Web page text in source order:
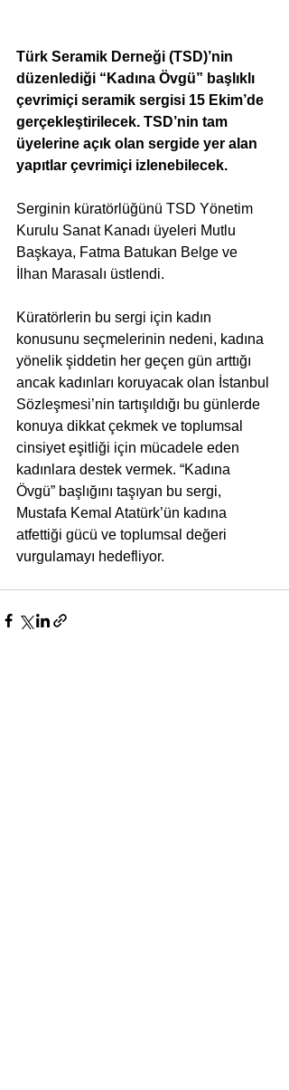
Türk Seramik Derneği (TSD)’nin
düzenlediği “Kadına Övgü” başlıklı
çevrimiçi seramik sergisi 15 Ekim’de
gerçekleştirilecek. TSD’nin tam
üyelerine açık olan sergide yer alan
yapıtlar çevrimiçi izlenebilecek.
Serginin küratörlüğünü TSD Yönetim
Kurulu Sanat Kanadı üyeleri Mutlu
Başkaya, Fatma Batukan Belge ve
İlhan Marasalı üstlendi.
Küratörlerin bu sergi için kadın
konusunu seçmelerinin nedeni, kadına
yönelik şiddetin her geçen gün arttığı
ancak kadınları koruyacak olan İstanbul
Sözleşmesi’nin tartışıldığı bu günlerde
konuya dikkat çekmek ve toplumsal
cinsiyet eşitliği için mücadele eden
kadınlara destek vermek. “Kadına
Övgü” başlığını taşıyan bu sergi,
Mustafa Kemal Atatürk’ün kadına
atfettiği gücü ve toplumsal değeri
vurgulamayı hedefliyor.